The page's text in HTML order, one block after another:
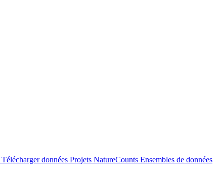
Télécharger données Projets NatureCounts Ensembles de données